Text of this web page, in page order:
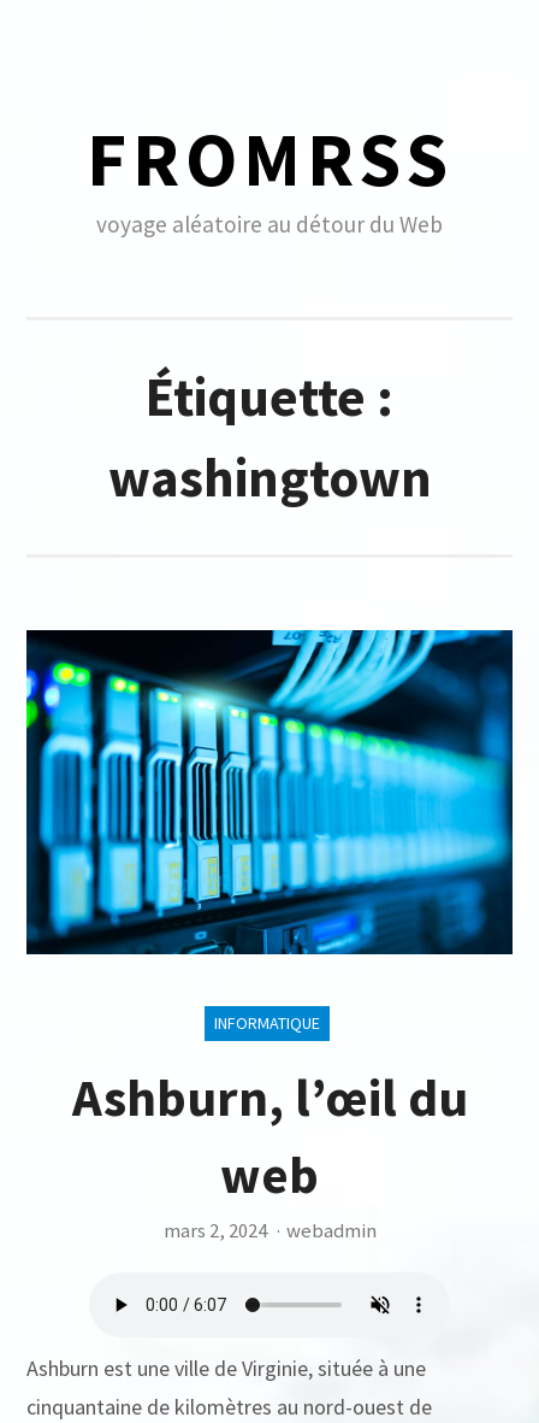
FROMRSS
voyage aléatoire au détour du Web
Étiquette :
washingtown
INFORMATIQUE
Ashburn, l’œil du
web
mars 2, 2024 · webadmin
Ashburn est une ville de Virginie, située à une
cinquantaine de kilomètres au nord-ouest de